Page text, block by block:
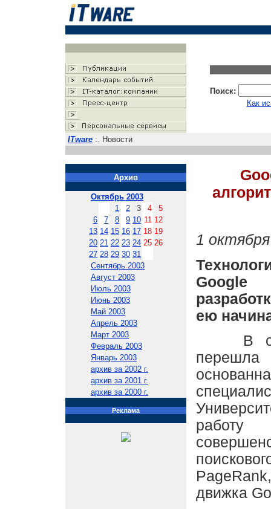
Поиск:
Как
ITware :. Новости
Архив
Октябрь 2003
1
2 3 4
5
6
7 8 9 10 11 12
13 14 15 16 17 18 19
20 21 22 23 24 25 26
27 28 29 30 31
Сентябрь 2003
Август 2003
Июль 2003
Июнь 2003
Май 2003
Апрель 2003
Март 2003
Февраль 2003
Январь 2003
архив за 2002 г.
архив за 2001 г.
архив за 2000 г.
Реклама
1
ею
В
движка